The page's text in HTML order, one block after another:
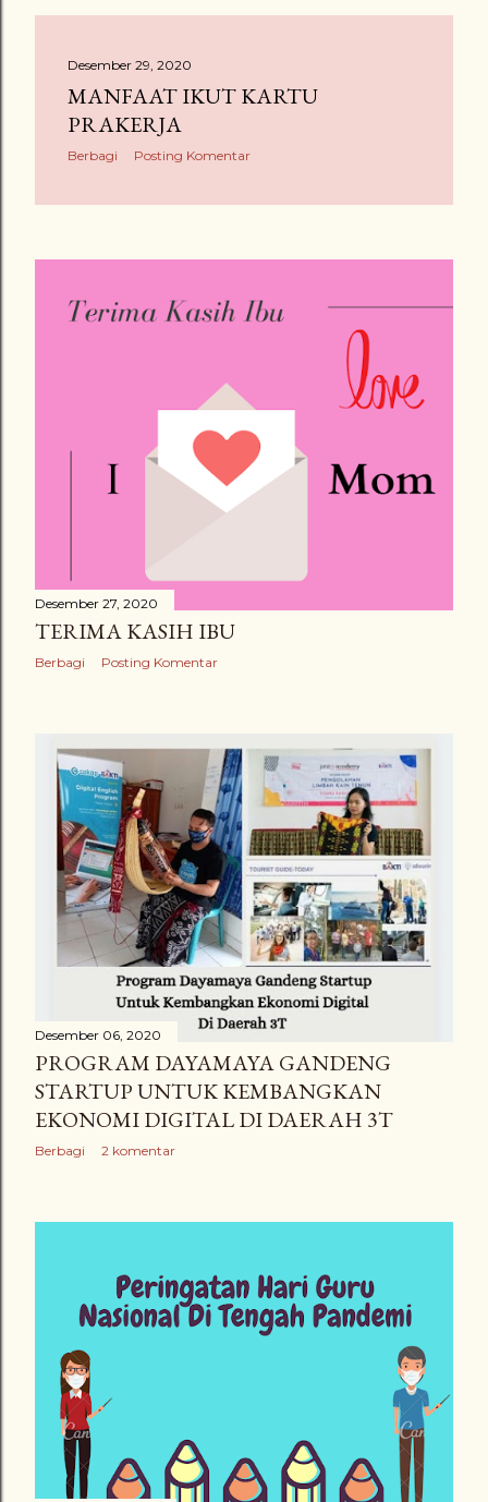
Desember 29, 2020
MANFAAT IKUT KARTU
PRAKERJA
Berbagi Posting Komentar
Desember 27, 2020
TERIMA KASIH IBU
Berbagi Posting Komentar
Desember 06, 2020
PROGRAM DAYAMAYA GANDENG
STARTUP UNTUK KEMBANGKAN
EKONOMI DIGITAL DI DAERAH 3T
Berbagi 2 komentar